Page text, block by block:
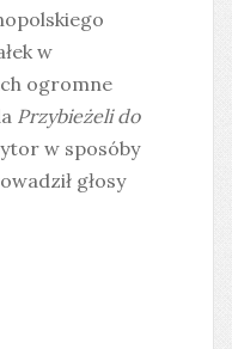
w
ogromne
Przybieżeli do
w sposóby
głosy